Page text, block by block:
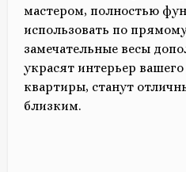
мастером, полностью
использовать по
замечательные весы
украсят интерьер
квартиры, станут
близким.